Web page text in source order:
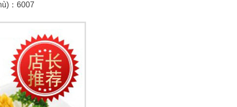
：6007